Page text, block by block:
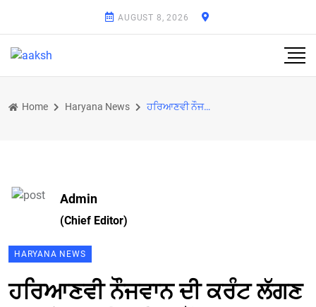
AUGUST 8, 2026
Home Haryana News ਹਰਿਆਣਵੀ ਨੌਜਵਾਨ ਦੀ ਕਰੰਟ ਲੱਗਣ ਨਾਲ ਹੋਈ ਸਪੇੇਨ ਵਿਚ ਮੌਤ
Admin
(Chief Editor)
HARYANA NEWS
ਹਰਿਆਣਵੀ ਨੌਜਵਾਨ ਦੀ ਕਰੰਟ ਲੱਗਣ